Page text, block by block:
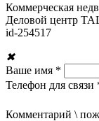
Коммерческая
Деловой центр
id-254517
✖
Ваше имя *
Телефон для связи
Комментарий \